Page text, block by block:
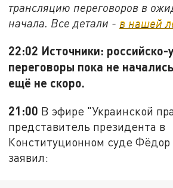
трансляцию переговоров в
начала. Все детали - в нашей
22:02 Источники: российско-
переговоры пока не
ещё не скоро.
21:00 В эфире "Украинской
представитель президента в
Конституционном суде
заявил: